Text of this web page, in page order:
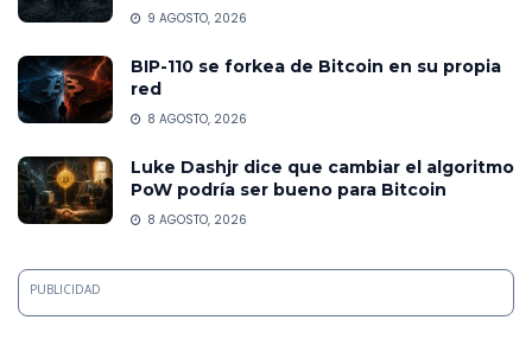
9 AGOSTO, 2026
BIP-110 se forkea de Bitcoin en su propia
red
8 AGOSTO, 2026
Luke Dashjr dice que cambiar el algoritmo
PoW podría ser bueno para Bitcoin
8 AGOSTO, 2026
PUBLICIDAD